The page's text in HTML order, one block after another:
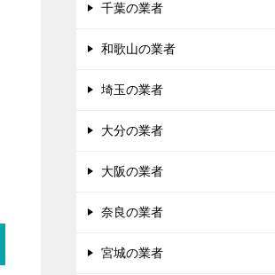
千葉の業者
和歌山の業者
埼玉の業者
大分の業者
大阪の業者
奈良の業者
宮城の業者